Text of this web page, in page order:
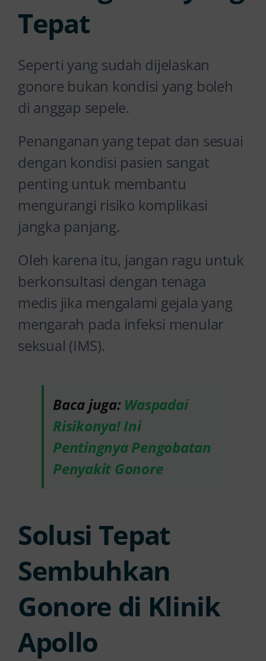
Tepat
Seperti yang sudah dijelaskan
gonore bukan kondisi yang boleh
di anggap sepele.
Penanganan yang tepat dan sesuai
dengan kondisi pasien sangat
penting untuk membantu
mengurangi risiko komplikasi
jangka panjang.
Oleh karena itu, jangan ragu untuk
berkonsultasi dengan tenaga
medis jika mengalami gejala yang
mengarah pada infeksi menular
seksual (IMS).
Baca juga: Waspadai
Risikonya! Ini
Pentingnya Pengobatan
Penyakit Gonore
Solusi Tepat
Sembuhkan
Gonore di Klinik
Apollo